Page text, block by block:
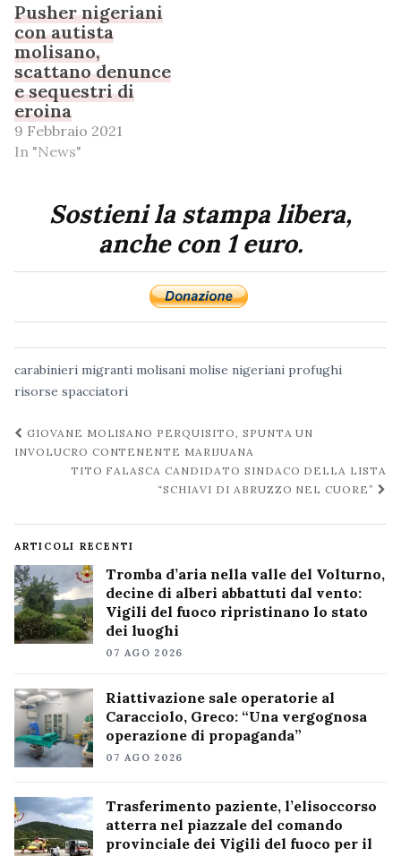
Pusher nigeriani
con autista
molisano,
scattano denunce
e sequestri di
eroina
9 Febbraio 2021
In "News"
Sostieni la stampa libera,
anche con 1 euro.
carabinieri migranti molisani molise nigeriani profughi
risorse spacciatori
Navigazione
post
GIOVANE MOLISANO PERQUISITO, SPUNTA UN
INVOLUCRO CONTENENTE MARIJUANA
TITO FALASCA CANDIDATO SINDACO DELLA LISTA
“SCHIAVI DI ABRUZZO NEL CUORE”
ARTICOLI RECENTI
Tromba d’aria nella valle del Volturno,
decine di alberi abbattuti dal vento:
Vigili del fuoco ripristinano lo stato
dei luoghi
07 AGO 2026
Riattivazione sale operatorie al
Caracciolo, Greco: “Una vergognosa
operazione di propaganda”
07 AGO 2026
Trasferimento paziente, l’elisoccorso
atterra nel piazzale del comando
provinciale dei Vigili del fuoco per il